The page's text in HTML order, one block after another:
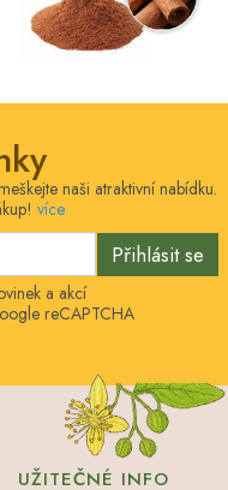
naši atraktivní nabídku.
více
Přihlásit se
a akcí
reCAPTCHA
UŽITEČNÉ INFO